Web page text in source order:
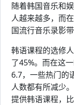
随着韩国音乐和
人越来越多，而
国流行音乐录影带
韩语课程的选修
了45%。而在这
6.7，一些热门的
人数都有所减少
提供韩语课程，